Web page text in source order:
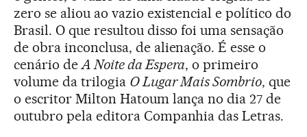
zero se aliou ao vazio existencial e político do
Brasil. O que resultou disso foi uma sensação
de obra inconclusa, de alienação. É esse o
cenário deA Noite da Espera, o primeiro
volume da trilogia O Lugar Mais Sombrio, que
o escritor Milton Hatoum lança no dia 27 de
outubro pela editora Companhia das Letras.